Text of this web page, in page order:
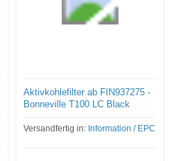
Aktivkohlefilter ab FIN937275 -
Bonneville T100 LC Black
Versandfertig in: Information / EPC